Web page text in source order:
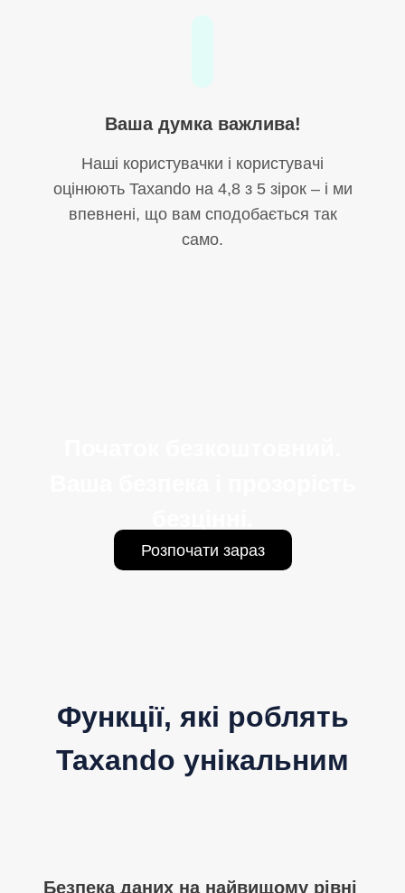
Ваша думка важлива!
Наші користувачки і користувачі
оцінюють Taxando на 4,8 з 5 зірок – і ми
впевнені, що вам сподобається так
само.
Розпочати зараз
Функції, які роблять
Taxando унікальним
Безпека даних на найвищому рівні